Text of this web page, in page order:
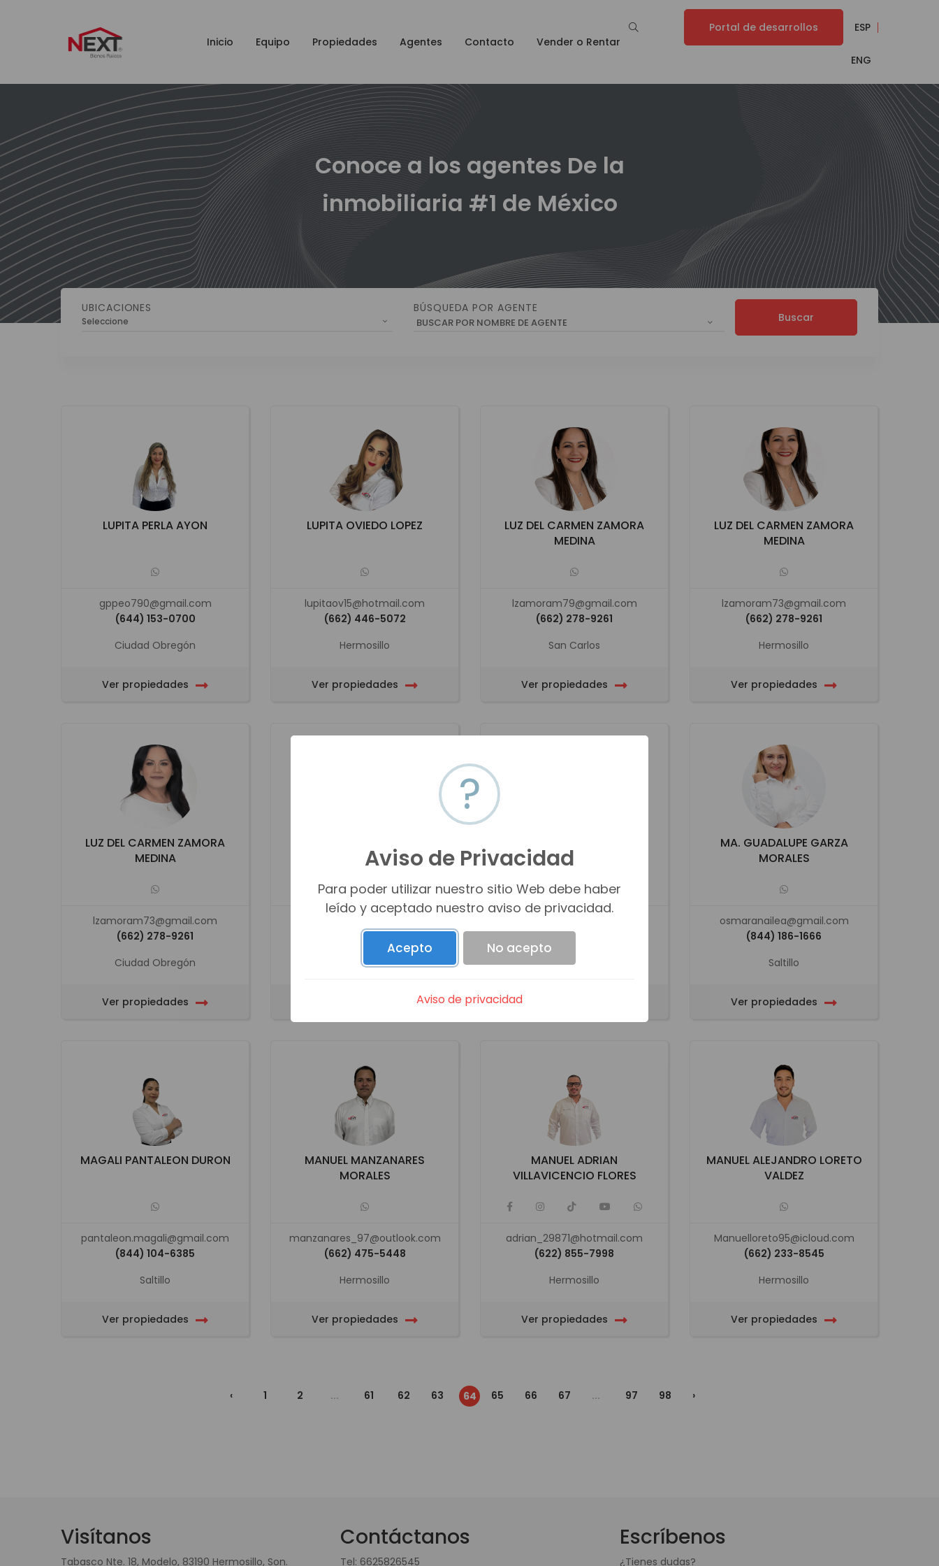
Inicio Equipo Propiedades Agentes Contacto Vender o Rentar
Portal de desarrollos ESP
ENG
Conoce a los agentes De la
inmobiliaria #1 de México
UBICACIONES
Seleccione
BÚSQUEDA POR AGENTE
BUSCAR POR NOMBRE DE AGENTE Buscar
LUPITA PERLA AYON
gppeo790@gmail.com
(644) 153-0700
Ciudad Obregón
Ver propiedades
LUPITA OVIEDO LOPEZ
lupitaov15@hotmail.com
(662) 446-5072
Hermosillo
Ver propiedades
LUZ DEL CARMEN ZAMORA
MEDINA
lzamoram79@gmail.com
(662) 278-9261
San Carlos
Ver propiedades
LUZ DEL CARMEN ZAMORA
MEDINA
lzamoram73@gmail.com
(662) 278-9261
Hermosillo
Ver propiedades
LUZ DEL CARMEN ZAMORA
MEDINA
lzamoram73@gmail.com
(662) 278-9261
Ciudad Obregón
Ver propiedades
GARIBALDI
(622) 123-4120
San Carlos
(622) 116-0373
San Carlos
Ver propiedades
MA. GUADALUPE GARZA
MORALES
osmaranailea@gmail.com
(844) 186-1666
Saltillo
Ver propiedades
MAGALI PANTALEON DURON
pantaleon.magali@gmail.com
(844) 104-6385
Saltillo
Ver propiedades
MANUEL MANZANARES
MORALES
manzanares_97@outlook.com
(662) 475-5448
Hermosillo
Ver propiedades
MANUEL ADRIAN
VILLAVICENCIO FLORES
adrian_29871@hotmail.com
(622) 855-7998
Hermosillo
Ver propiedades
MANUEL ALEJANDRO LORETO
VALDEZ
Manuelloreto95@icloud.com
(662) 233-8545
Hermosillo
Ver propiedades
‹ 1 2 ... 61 62 63 64 65 66 67 ... 97 98 ›
Visítanos
Tabasco Nte. 18, Modelo, 83190 Hermosillo, Son.
Contáctanos
Tel: 6625826545
Escríbenos
¿Tienes dudas?
?
Aviso de Privacidad
Para poder utilizar nuestro sitio Web debe haber
leído y aceptado nuestro aviso de privacidad.
Acepto No acepto
Aviso de privacidad